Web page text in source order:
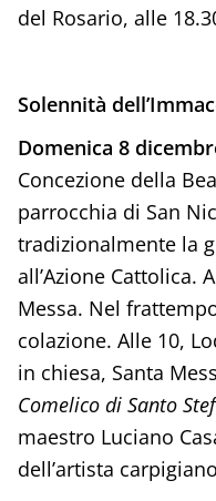
del Rosario, alle
Solennità
Domenica 8
Concezione della
parrocchia di San
tradizionalmente la
all’Azione Cattolica.
Messa. Nel
colazione. Alle 10,
in chiesa, Santa
Comelico di Santo
maestro Luciano
dell’artista